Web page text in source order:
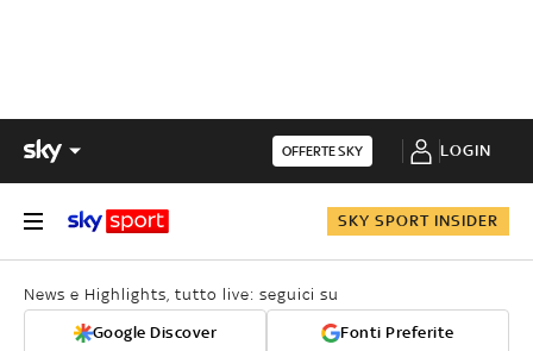
OFFERTE SKY LOGIN
SKY SPORT INSIDER
News e Highlights, tutto live: seguici su
Google Discover Fonti Preferite